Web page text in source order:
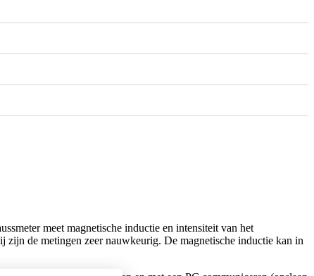
meet magnetische inductie en intensiteit van het
zijn de metingen zeer nauwkeurig. De magnetische inductie kan in